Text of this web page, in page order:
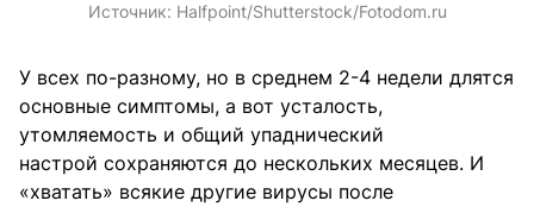
Источник: Halfpoint/Shutterstock/Fotodom.ru
У всех по-разному, но в среднем 2-4 недели длятся
основные симптомы, а вот усталость,
утомляемость и общий упаднический
настрой сохраняются до нескольких месяцев. И
«хватать» всякие другие вирусы после